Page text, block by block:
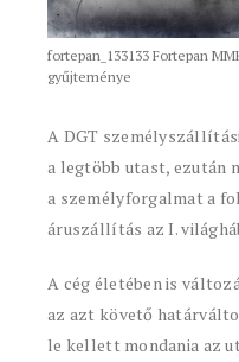
fortepan_133133 Fortepan
gyűjteménye
A DGT
a legtöbb utast, ezután
a személyforgalmat a
áruszállítás az I.
A cég életében is
az azt követő
le kellett mondania az